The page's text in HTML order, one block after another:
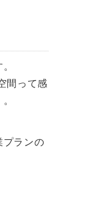
間って感
プランの